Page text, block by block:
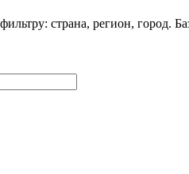
страна, регион, город.